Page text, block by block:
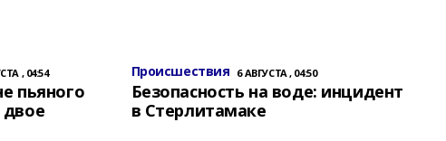
, 04:54
пьяного
двое
Происшествия 6 АВГУСТА , 04:50
Безопасность на воде: инцидент
в Стерлитамаке